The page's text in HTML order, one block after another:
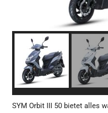
SYM Orbit III 50 bietet alles